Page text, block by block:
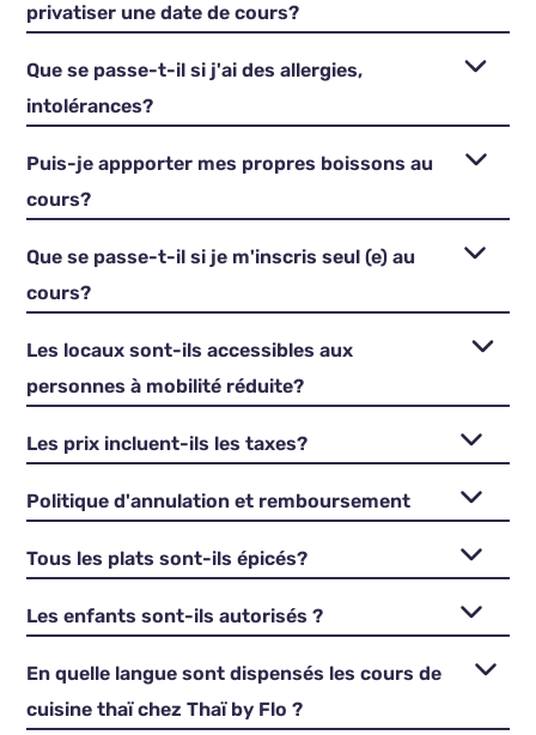
privatiser une date de cours?
Que se passe-t-il si j'ai des allergies,
intolérances?
Puis-je appporter mes propres boissons au
cours?
Que se passe-t-il si je m'inscris seul (e) au
cours?
Les locaux sont-ils accessibles aux
personnes à mobilité réduite?
Les prix incluent-ils les taxes?
Politique d'annulation et remboursement
Tous les plats sont-ils épicés?
Les enfants sont-ils autorisés ?
En quelle langue sont dispensés les cours de
cuisine thaï chez Thaï by Flo ?